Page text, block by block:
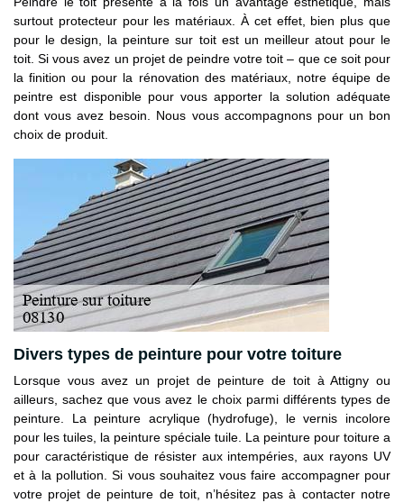
surtout protecteur pour les matériaux. À cet effet, bien plus que
pour le design, la peinture sur toit est un meilleur atout pour le
toit. Si vous avez un projet de peindre votre toit – que ce soit pour
la finition ou pour la rénovation des matériaux, notre équipe de
peintre est disponible pour vous apporter la solution adéquate
dont vous avez besoin. Nous vous accompagnons pour un bon
choix de produit.
Divers types de peinture pour votre toiture
Lorsque vous avez un projet de peinture de toit à Attigny ou
ailleurs, sachez que vous avez le choix parmi différents types de
peinture. La peinture acrylique (hydrofuge), le vernis incolore
pour les tuiles, la peinture spéciale tuile. La peinture pour toiture a
pour caractéristique de résister aux intempéries, aux rayons UV
et à la pollution. Si vous souhaitez vous faire accompagner pour
votre projet de peinture de toit, n’hésitez pas à contacter notre